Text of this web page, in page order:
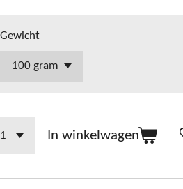
Gewicht
In winkelwagen